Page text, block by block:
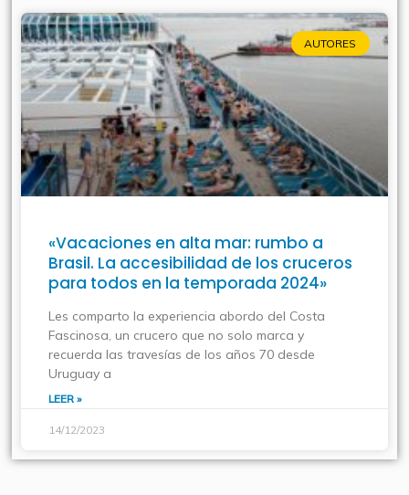
AUTORES
«Vacaciones en alta mar: rumbo a
Brasil. La accesibilidad de los cruceros
para todos en la temporada 2024»
Les comparto la experiencia abordo del Costa
Fascinosa, un crucero que no solo marca y
recuerda las travesías de los años 70 desde
Uruguay a
LEER »
14/12/2023